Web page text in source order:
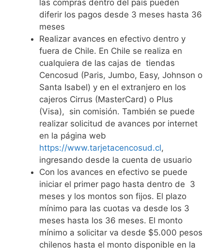
las compras dentro del país pueden
diferir los pagos desde 3 meses hasta 36
meses
Realizar avances en efectivo dentro y
fuera de Chile. En Chile se realiza en
cualquiera de las cajas de tiendas
Cencosud (Paris, Jumbo, Easy, Johnson o
Santa Isabel) y en el extranjero en los
cajeros Cirrus (MasterCard) o Plus
(Visa), sin comisión. También se puede
realizar solicitud de avances por internet
en la página web
https://www.tarjetacencosud.cl,
ingresando desde la cuenta de usuario
Con los avances en efectivo se puede
iniciar el primer pago hasta dentro de 3
meses y los montos son fijos. El plazo
mínimo para las cuotas va desde los 3
meses hasta los 36 meses. El monto
mínimo a solicitar va desde $5.000 pesos
chilenos hasta el monto disponible en la